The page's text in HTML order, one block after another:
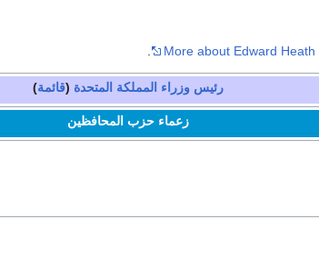
More about Edward Heath
رئيس وزراء المملكة المتحدة (قائمة)
زعماء حزب المحافظين